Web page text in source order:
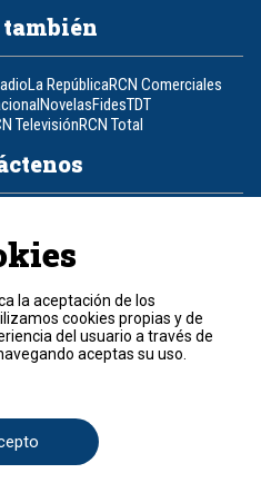
La RepúblicaRCN Comerciales
NovelasFidesTDT
TelevisiónRCN Total
cookies
condiciones
Medios.
reservados.
la aceptación de los
cookies propias y de
del usuario a través de
aceptas su uso.